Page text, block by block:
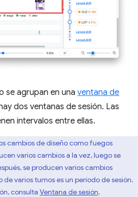
se agrupan en una ventana de
dos ventanas de sesión. Las
intervalos entre ellas.
cambios de diseño como fuegos
varios cambios a la vez, luego se
se producen varios cambios
varios turnos es un período de sesión.
consulta Ventana de sesión.